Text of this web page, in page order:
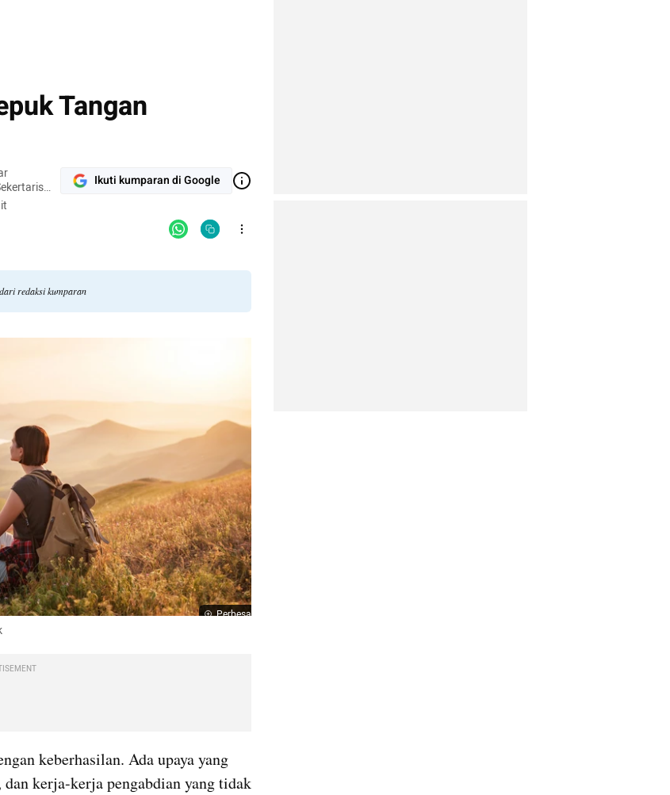
Tangan
Ikuti kumparan di Google
redaksi kumparan
Perbesar
keberhasilan. Ada upaya yang
kerja-kerja pengabdian yang tidak